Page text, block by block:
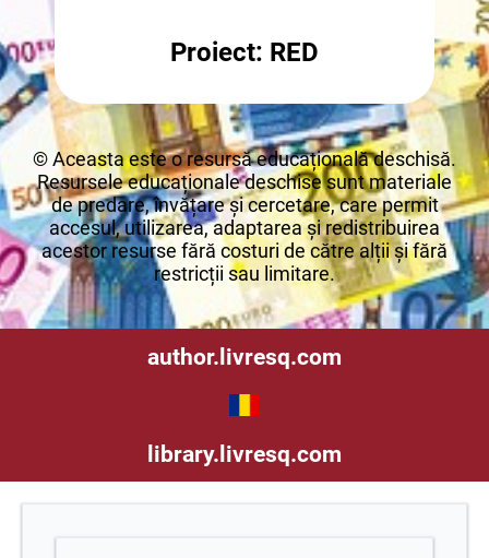
Proiect: RED
© Aceasta este o resursă educațională deschisă.
Resursele educaționale deschise sunt materiale
de predare, învățare și cercetare, care permit
accesul, utilizarea, adaptarea și redistribuirea
acestor resurse fără costuri de către alții și fără
restricții sau limitare.
author.livresq.com
library.livresq.com